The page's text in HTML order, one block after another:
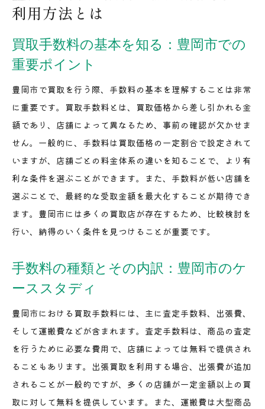
手数料を上手に管理する方法：豊岡市の実践
買取店選びで手数料を抑えるコツ豊岡市の実例紹介
豊岡市の買取店現状分析：手数料に影響する要
口コミを活用した賢い店舗選び
オンライン評価と手数料の相関関係
店舗訪問時のチェックポイント：手数料重視の
観点から
豊岡市の隠れた優良買取店を見つける方法
専門性を持つ店舗の選び方：豊岡市の視点
口コミから見える豊岡市の買取店選び手数料を抑え
る秘訣
他者の体験談から学ぶ手数料節約法
豊岡市の口コミサイト活用法
口コミから分かる手数料の交渉ポイント
豊岡市での信頼できる口コミの見極め方
口コミと実際の手数料のギャップを見抜く
買取手数料を最小限にするためのポイント豊岡市で
賢く選ぶ
利用方法とは
買取手数料の基本を知る：豊岡市での
重要ポイント
豊岡市で買取を行う際、手数料の基本を理解することは非常
に重要です。買取手数料とは、買取価格から差し引かれる金
額であり、店舗によって異なるため、事前の確認が欠かせま
せん。一般的に、手数料は買取価格の一定割合で設定されて
いますが、店舗ごとの料金体系の違いを知ることで、より有
利な条件を選ぶことができます。また、手数料が低い店舗を
選ぶことで、最終的な受取金額を最大化することが期待でき
ます。豊岡市には多くの買取店が存在するため、比較検討を
行い、納得のいく条件を見つけることが重要です。
手数料の種類とその内訳：豊岡市のケ
ーススタディ
豊岡市における買取手数料には、主に査定手数料、出張費、
そして運搬費などが含まれます。査定手数料は、商品の査定
を行うために必要な費用で、店舗によっては無料で提供され
ることもあります。出張買取を利用する場合、出張費が追加
されることが一般的ですが、多くの店舗が一定金額以上の買
取に対して無料を提供しています。また、運搬費は大型商品